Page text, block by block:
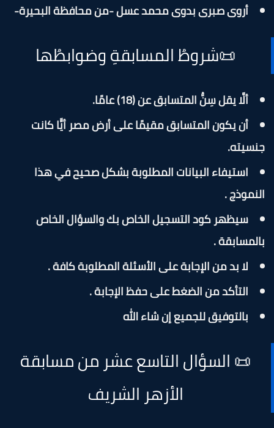
أروى صبرى بدوى محمد عسل -من محافظة البحيرة-
📜شروطُ المسابقةِ وضوابطُها
ألَّا يقل سِنُّ المتسابق عن (18) عامًا.
أن يكون المتسابق مقيمًا على أرض مصر أيًّا كانت
استيفاء البيانات المطلوبة بشكل صحيح في هذا
.
سيظهر كود التسجيل الخاص بك والسؤال الخاص
.
لا بد من الإجابة على الأسئلة المطلوبة كافة .
التأكد من الضغط على حفظ الإجابة .
بالتوفيق للجميع إن شاء الله
📜 السؤال التاسع عشر من مسابقة
الأزهر الشريف